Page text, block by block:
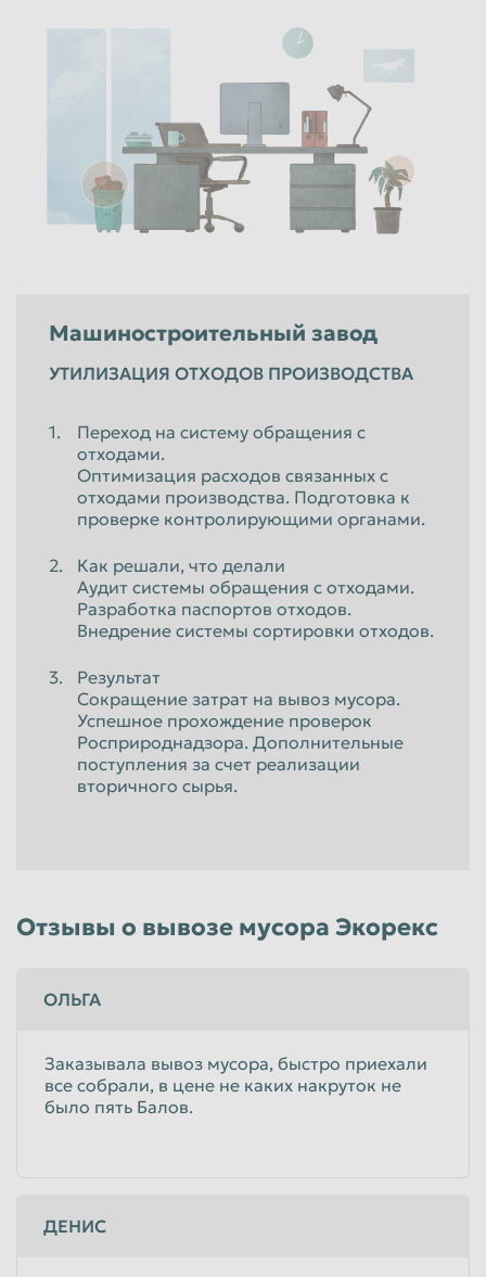
Машиностроительный завод
УТИЛИЗАЦИЯ ОТХОДОВ ПРОИЗВОДСТВА
Переход на систему обращения с
отходами.
Оптимизация расходов связанных с
отходами производства. Подготовка к
проверке контролирующими органами.
Как решали, что делали
Аудит системы обращения с отходами.
Разработка паспортов отходов.
Внедрение системы сортировки отходов.
Результат
Сокращение затрат на вывоз мусора.
Успешное прохождение проверок
Росприроднадзора. Дополнительные
поступления за счет реализации
вторичного сырья.
Отзывы о вывозе мусора Экорекс
ОЛЬГА
Заказывала вывоз мусора, быстро приехали
все собрали, в цене не каких накруток не
было пять Балов.
ДЕНИС